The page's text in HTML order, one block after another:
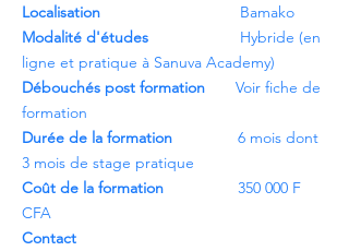
Localisation Bamako
Modalité d'études Hybride (en
ligne et pratique à Sanuva Academy)
Débouchés post formation Voir fiche de
formation
Durée de la formation 6 mois dont
3 mois de stage pratique
Coût de la formation
350 000 F
CFA
Contact